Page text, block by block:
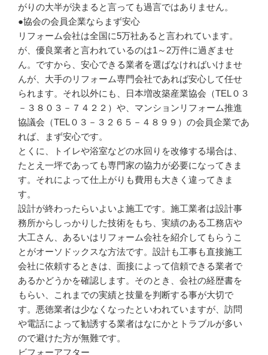
がりの大半が決まると言っても過言ではありません。
●協会の会員企業ならまず安心
リフォーム会社は全国に5万社あると言われています。
が、優良業者と言われているのは1～2万件に過ぎませ
ん。ですから、安心できる業者を選ばなければいけませ
んが、大手のリフォーム専門会社であれば安心して任せ
られます。それ以外にも、日本増改築産業協会（TEL０３
－３８０３－７４２２）や、マンションリフォーム推進
協議会（TEL０３－３２６５－４８９９）の会員企業であ
れば、まず安心です。
とくに、トイレや浴室などの水回りを改修する場合は、
たとえ一坪であっても専門家の協力が必要になってきま
す。それによって仕上がりも費用も大きく違ってきま
す。
設計が終わったらいよいよ施工です。施工業者は設計事
務所からしっかりした技術をもち、実績のある工務店や
大工さん、あるいはリフォーム会社を紹介してもらうこ
とがオーソドックスな方法です。設計も工事も直接施工
会社に依頼するときは、面接によって信頼できる業者で
あるかどうかを確認します。そのとき、会社の経歴書を
もらい、これまでの実績と技量を判断する事が大切で
す。悪徳業者は少なくなったといわれていますが、訪問
や電話によって勧誘する業者はなにかとトラブルが多い
ので避けた方が無難です。
ビフォーアフター